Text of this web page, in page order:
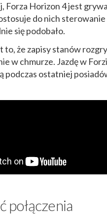
Forza Horizon 4 jest
do nich
się podobało.
to, że zapisy stanów
w chmurze. Jazdę w
podczas ostatniej
połączenia